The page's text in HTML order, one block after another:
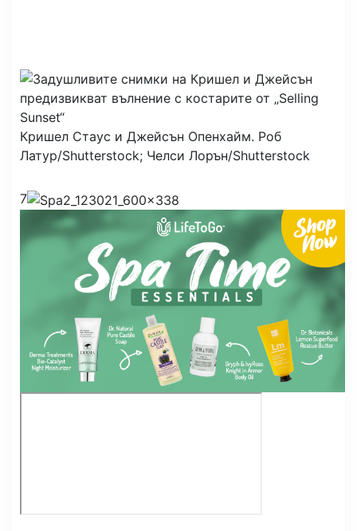
Кришел Стаус и Джейсън Опенхайм. Роб
Латур/Shutterstock; Челси Лорън/Shutterstock
7